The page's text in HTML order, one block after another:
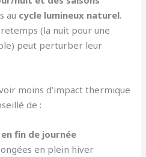
au cycle lumineux naturel.
(la nuit pour une
peut perturber leur
moins d’impact thermique
de :
en fin de journée
en plein hiver